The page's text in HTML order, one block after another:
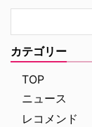
カテゴリー
TOP
ニュース
レコメンド